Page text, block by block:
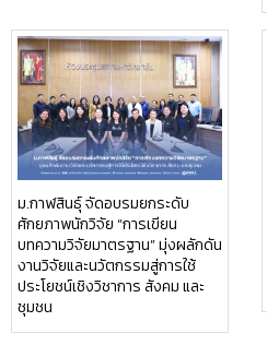
ม.กาฬสินธุ์ จัดอบรมยกระดับ
ศักยภาพนักวิจัย “การเขียน
บทความวิจัยมาตรฐาน” มุ่งผลักดัน
งานวิจัยและนวัตกรรมสู่การใช้
ประโยชน์เชิงวิชาการ สังคม และ
ชุมชน